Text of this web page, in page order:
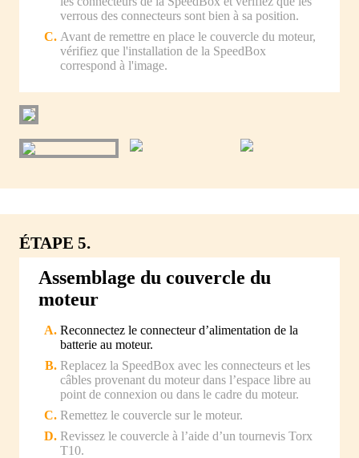
verrous des connecteurs sont bien à sa position.
Avant de remettre en place le couvercle du moteur,
vérifiez que l'installation de la SpeedBox
correspond à l'image.
ÉTAPE 5.
Assemblage du couvercle du
moteur
Reconnectez le connecteur d’alimentation de la
batterie au moteur.
Replacez la SpeedBox avec les connecteurs et les
câbles provenant du moteur dans l’espace libre au
point de connexion ou dans le cadre du moteur.
Remettez le couvercle sur le moteur.
Revissez le couvercle à l’aide d’un tournevis Torx
T10.